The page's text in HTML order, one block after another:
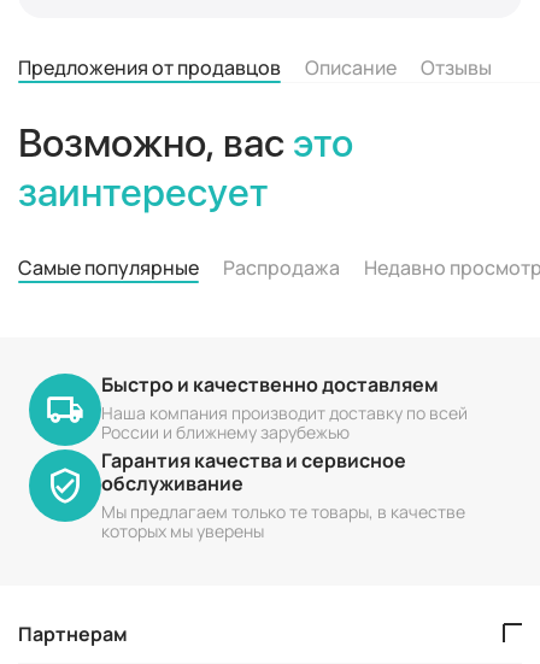
Предложения от продавцов Описание Отзывы
Возможно, вас это
заинтересует
Самые популярные Распродажа Недавно
Быстро и качественно доставляем
Наша компания производит доставку по всей
России и ближнему зарубежью
Гарантия качества и сервисное
обслуживание
Мы предлагаем только те товары, в качестве
которых мы уверены
Партнерам